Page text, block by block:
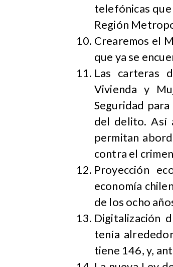
telefónicas
Región
Crearemos el
que ya se
Las carteras
Vivienda y
Seguridad
del delito. Así
permitan
contra el
Proyección
economía
de los ocho
Digitalización
tenía
tiene 146, y,